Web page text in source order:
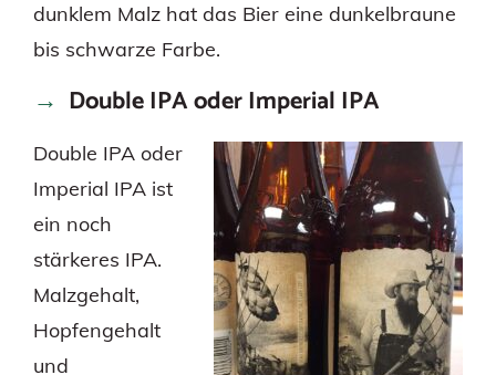
dunklem Malz hat das Bier eine dunkelbraune
bis schwarze Farbe.
Double IPA oder Imperial IPA
Double IPA oder
Imperial IPA ist
ein noch
stärkeres IPA.
Malzgehalt,
Hopfengehalt
und